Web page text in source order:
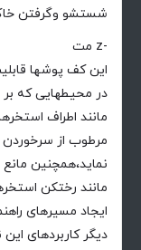
شستشو وگرفتن خاک
-z مت
این کف پوشها
در محیطهایی که بر
مانند اطراف
مرطوب از سرخوردن
نماید،همچنین
مانند رختکن
ایجاد مسیرهای
دیگر کاربردهای